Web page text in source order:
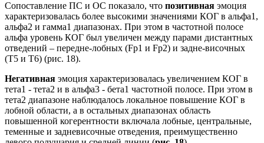
Сопоставление ПС и ОС показало, что позитивная эмоция
характеризовалась более высокими значениями КОГ в альфа1,
альфа2 и гамма1 диапазонах. При этом в частотной полосе
альфа уровень КОГ был увеличен между парами дистантных
отведений – передне-лобных (Fp1 и Fp2) и задне-височных
(T5 и T6) (рис. 18).
Негативная эмоция характеризовалась увеличением КОГ в
тета1 - тета2 и в альфа3 - бета1 частотной полосе. При этом в
тета2 диапазоне наблюдалось локальное повышение КОГ в
лобной области, а в остальных диапазонах область
повышенной когерентности включала лобные, центральные,
теменные и задневисочные отведения, преимущественно